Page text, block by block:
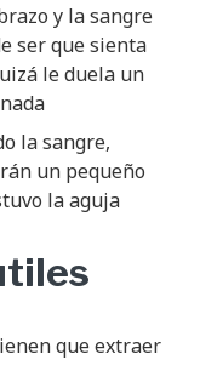
y la sangre
ser que sienta
le duela un
la sangre,
un pequeño
la aguja
que extraer